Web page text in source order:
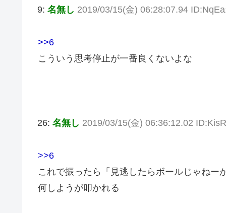
9: 名無し 2019/03/15(金) 06:28:07.94
>>6
こういう思考停止が一番良くないよな
26: 名無し 2019/03/15(金) 06:36:12.02
>>6
これで振ったら「見逃したらボールじゃねー
何しようが叩かれる